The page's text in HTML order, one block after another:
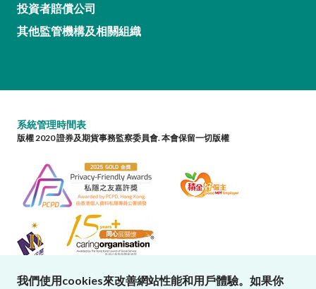
投資者賠償公司
其他監管機構及相關組織
系統管理時間表
版權 2020 證券及期貨事務監察委員會. 本會保留一切版權
我們使用cookies來改善網站性能和用戶體驗。如果你